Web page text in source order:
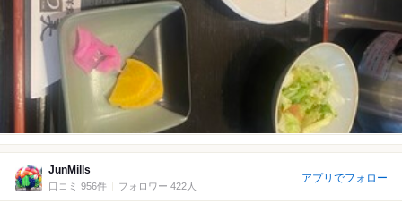
JunMills
口コミ 956件 フォロワー 422人
アプリでフォロー